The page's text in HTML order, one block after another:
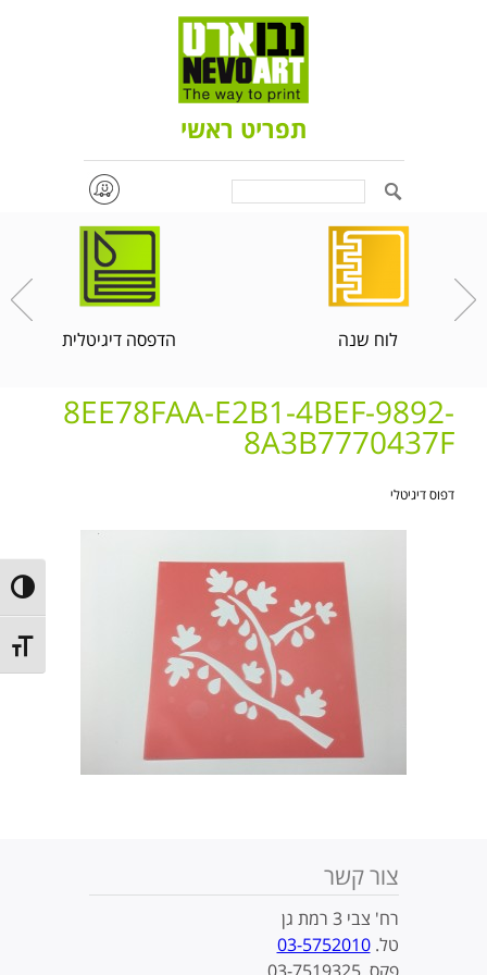
size
תפריט ראשי
Search
הדפסה דיגיטלית לוח שנה
8EE78FAA-E2B1-4BEF-9892-
8A3B7770437F
דפוס דיגיטלי
צור קשר
רח' צבי 3 רמת גן
טל.03-5752010